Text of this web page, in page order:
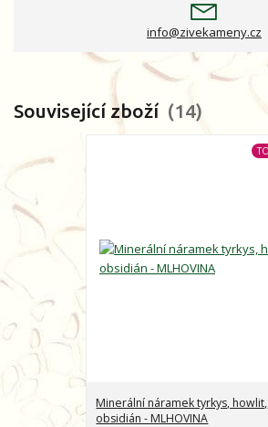
info@zivekameny.cz
Související zboží 14
Minerální náramek tyrkys, howlit,
obsidián - MLHOVINA